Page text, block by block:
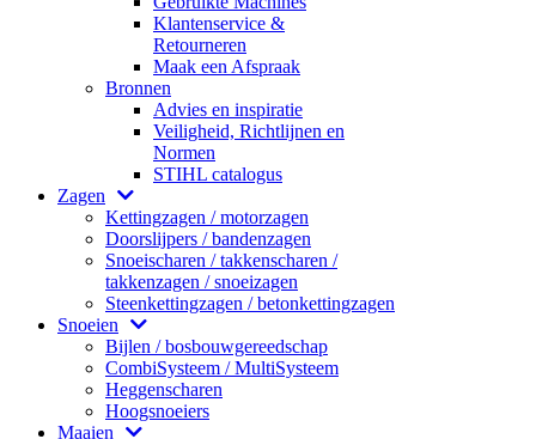
Klantenservice &
Retourneren
Maak een Afspraak
Bronnen
Advies en inspiratie
Veiligheid, Richtlijnen en
Normen
STIHL catalogus
Zagen
Kettingzagen / motorzagen
Doorslijpers / bandenzagen
Snoeischaren / takkenscharen /
takkenzagen / snoeizagen
Steenkettingzagen / betonkettingzagen
Snoeien
Bijlen / bosbouwgereedschap
CombiSysteem / MultiSysteem
Heggenscharen
Hoogsnoeiers
Maaien